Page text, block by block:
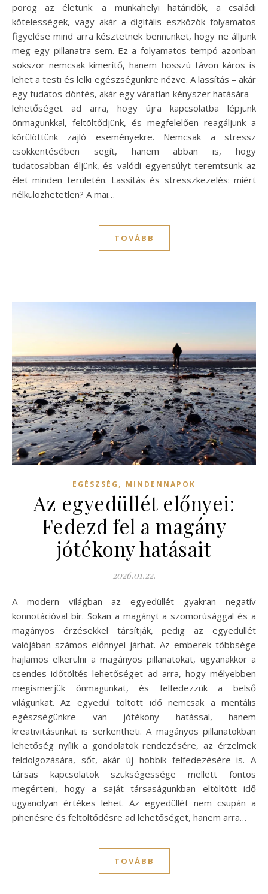
pörög az életünk: a munkahelyi határidők, a családi
kötelességek, vagy akár a digitális eszközök folyamatos
figyelése mind arra késztetnek bennünket, hogy ne álljunk
meg egy pillanatra sem. Ez a folyamatos tempó azonban
sokszor nemcsak kimerítő, hanem hosszú távon káros is
lehet a testi és lelki egészségünkre nézve. A lassítás – akár
egy tudatos döntés, akár egy váratlan kényszer hatására –
lehetőséget ad arra, hogy újra kapcsolatba lépjünk
önmagunkkal, feltöltődjünk, és megfelelően reagáljunk a
körülöttünk zajló eseményekre. Nemcsak a stressz
csökkentésében segít, hanem abban is, hogy
tudatosabban éljünk, és valódi egyensúlyt teremtsünk az
élet minden területén. Lassítás és stresszkezelés: miért
nélkülözhetetlen? A mai…
TOVÁBB
EGÉSZSÉG , MINDENNAPOK
Az egyedüllét előnyei:
Fedezd fel a magány
jótékony hatásait
2026.01.22.
A modern világban az egyedüllét gyakran negatív
konnotációval bír. Sokan a magányt a szomorúsággal és a
magányos érzésekkel társítják, pedig az egyedüllét
valójában számos előnnyel járhat. Az emberek többsége
hajlamos elkerülni a magányos pillanatokat, ugyanakkor a
csendes időtöltés lehetőséget ad arra, hogy mélyebben
megismerjük önmagunkat, és felfedezzük a belső
világunkat. Az egyedül töltött idő nemcsak a mentális
egészségünkre van jótékony hatással, hanem
kreativitásunkat is serkentheti. A magányos pillanatokban
lehetőség nyílik a gondolatok rendezésére, az érzelmek
feldolgozására, sőt, akár új hobbik felfedezésére is. A
társas kapcsolatok szükségessége mellett fontos
megérteni, hogy a saját társaságunkban eltöltött idő
ugyanolyan értékes lehet. Az egyedüllét nem csupán a
pihenésre és feltöltődésre ad lehetőséget, hanem arra…
TOVÁBB